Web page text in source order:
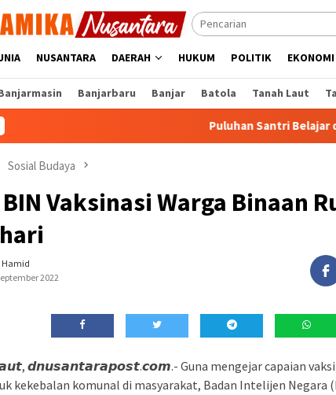
NUSANTARA DAERAH HUKUM POLITIK EKONOMI
Banjarbaru Banjar Batola Tanah Laut
Puluhan Santri Belajar di
Sosial Budaya
Vaksinasi Warga Binaan
Hamid
2022
𝙙𝙣𝙪𝙨𝙖𝙣𝙩𝙖𝙧𝙖𝙥𝙤𝙨𝙩.𝙘𝙤𝙢.- Guna mengejar capaian
kekebalan komunal di masyarakat, Badan Intelijen Negara